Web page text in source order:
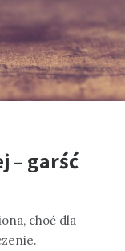
– garść
choć dla